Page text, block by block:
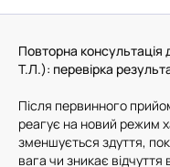
Повторна консультація
Т.Л.): перевірка
Після первинного
реагує на новий режим
зменшується здуття,
вага чи зникає відчуття